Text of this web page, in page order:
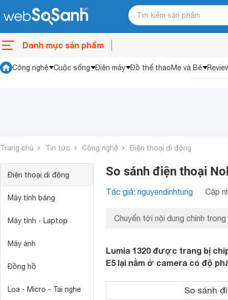
Danh mục sản phẩm
Công nghệ Cuộc sống Điện máy Đồ thể thaoMẹ và Bé
Trang chủ Tin tức Công nghệ Điện thoại di động
Điện thoại di động
Máy tính bảng
Máy tính - Laptop
Máy ảnh
Đồng hồ
Loa - Micro - Tai nghe
So sánh điện thoại
Tác giả: nguyendinhtung Cập
Chuyển tới nội dung chính trong
Lumia 1320 được trang bị
E5 lại nằm ở camera có độ
So sánh